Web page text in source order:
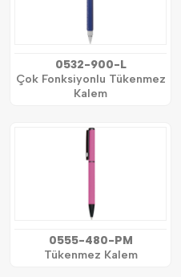
0532-900-L
Çok Fonksiyonlu Tükenmez
Kalem
0555-480-PM
Tükenmez Kalem